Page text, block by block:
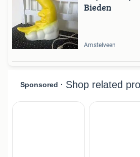
Bieden
Amstelveen